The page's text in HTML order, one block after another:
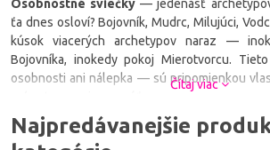
Osobnostné sviečky — jedenásť
ťa dnes osloví? Bojovník, Mudrc, Milujúci,
kúsok viacerých archetypov naraz —
Bojovníka, inokedy pokoj Mierotvorcu.
osobnosti ani nálepka — sú pripomienkou
Vyber si podľa toho, čo v sebe chceš práve
Čítaj viac
Najpredávanejšie